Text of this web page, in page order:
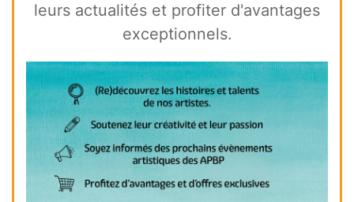
leurs actualités et profiter d'avantages
exceptionnels.